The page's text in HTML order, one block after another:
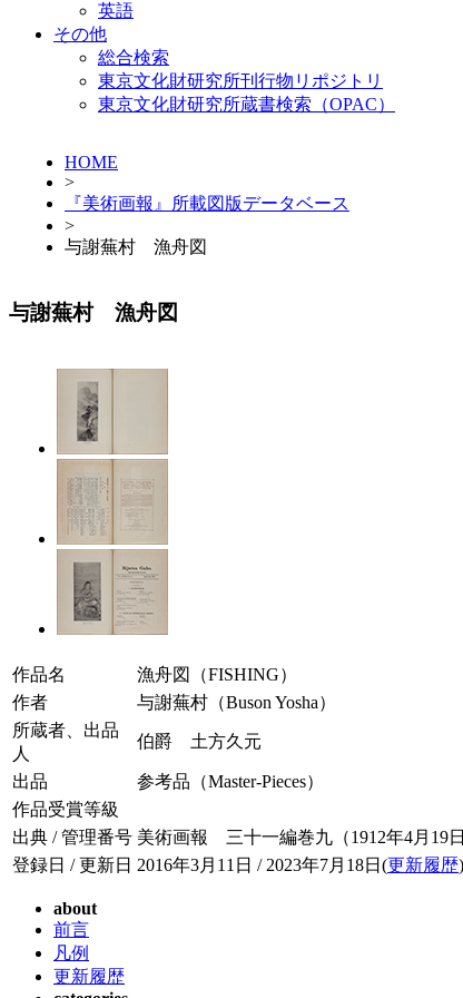
英語
その他
総合検索
東京文化財研究所刊行物リポジトリ
東京文化財研究所蔵書検索（OPAC）
HOME
>
『美術画報』所載図版データベース
>
与謝蕪村 漁舟図
与謝蕪村 漁舟図
作品名
漁舟図（FISHING）
作者
与謝蕪村（Buson Yosha）
所蔵者、出品
人
伯爵 土方久元
出品
参考品（Master-Pieces）
作品受賞等級
出典 / 管理番号 美術画報 三十一編巻九（1912年4月19
登録日 / 更新日 2016年3月11日 / 2023年7月18日(更新履歴)
about
前言
凡例
更新履歴